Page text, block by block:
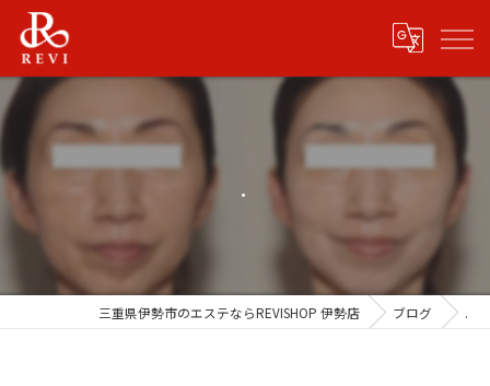
.
三重県伊勢市のエステならREVISHOP 伊勢店 ブログ .